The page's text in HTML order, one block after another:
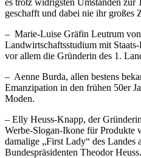
geschafft und dabei nie ihr großes
– Marie-Luise Gräfin Leutrum
Landwirtschaftsstudium mit
vor allem die Gründerin des 1.
– Aenne Burda, allen bestens
Emanzipation in den frühen 50er
Moden.
– Elly Heuss-Knapp, der
Werbe-Slogan-Ikone für Produkte
damalige „First Lady“ des Landes
Bundespräsidenten Theodor Heuss.